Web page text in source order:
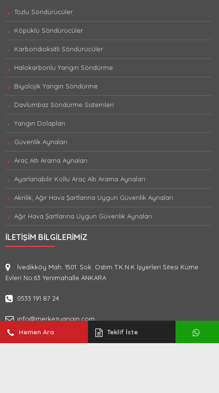
Hemen Ara Teklif İste
Tozlu Söndürücüler
Köpüklü Söndürücüler
Karbondioksitli Söndürücüler
Halokarbonlu Yangın Söndürme
Biyolojik Yangın Söndürme
Davlumbaz Söndürme Sistemleri
Yangın Dolapları
Güvenlik Aynaları
Araç Altı Arama Aynaları
Ayarlanabilir Kollu Araç Altı Arama Aynaları
Akrilik, Ağır Hava Şartlarına Uygun Güvenlik Aynaları
Ağır Hava Şartlarına Uygun Güvenlik Aynaları
İLETIŞIM BILGILERIMIZ
İvedikköy Mah. 1501. Sok. Ostim T.K.N.K İşyerleri Sitesi Küme
Evleri No:63 Yenimahalle ANKARA
0533 191 87 24
info@merkezyangin.com